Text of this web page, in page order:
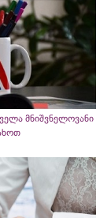
მნიშვნელოვანი